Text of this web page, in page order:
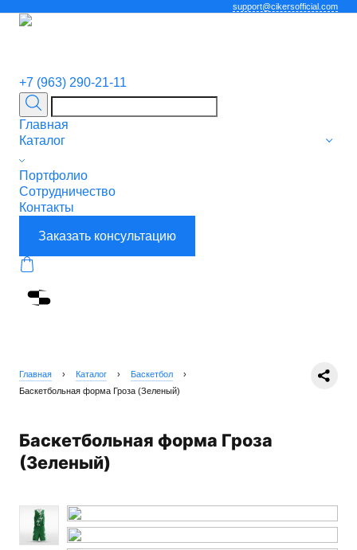
support@cikersofficial.com
+7 (963) 290-21-11
Главная
Каталог
Портфолио
Сотрудничество
Контакты
Заказать консультацию
Главная › Каталог › Баскетбол
›
Баскетбольная форма Гроза (Зеленый)
Баскетбольная форма Гроза
(Зеленый)